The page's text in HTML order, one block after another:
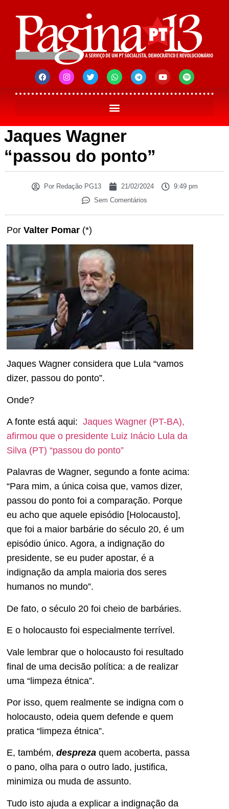
Jaques Wagner
“passou do ponto”
PorRedação PG13 21/02/2024
9:49 pm
Sem Comentários
Por Valter Pomar (*)
Jaques Wagner considera que Lula “vamos
dizer, passou do ponto”.
Onde?
A fonte está aqui: Jaques Wagner (PT-BA),
afirmou que o presidente Luiz Inácio Lula da
Silva (PT) “passou do ponto”
Palavras de Wagner, segundo a fonte acima:
“Para mim, a única coisa que, vamos dizer,
passou do ponto foi a comparação. Porque
eu acho que aquele episódio [Holocausto],
que foi a maior barbárie do século 20, é um
episódio único. Agora, a indignação do
presidente, se eu puder apostar, é a
indignação da ampla maioria dos seres
humanos no mundo”.
De fato, o século 20 foi cheio de barbáries.
E o holocausto foi especialmente terrível.
Vale lembrar que o holocausto foi resultado
final de uma decisão política: a de realizar
uma “limpeza étnica”.
Por isso, quem realmente se indigna com o
holocausto, odeia quem defende e quem
pratica “limpeza étnica”.
E, também, despreza quem acoberta, passa
o pano, olha para o outro lado, justifica,
minimiza ou muda de assunto.
Tudo isto ajuda a explicar a indignação da